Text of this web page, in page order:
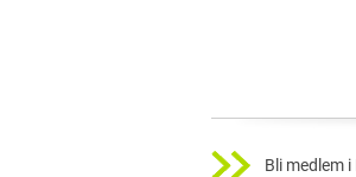
Bli medlem